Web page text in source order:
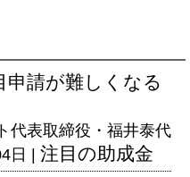
申請が難しくなる
代表取締役・福井泰代
日 | 注目の助成金